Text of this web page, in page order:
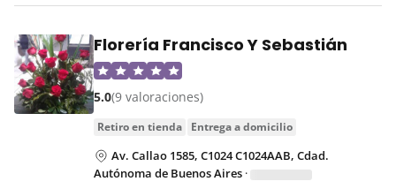
Florería Francisco Y Sebastián
5.0(9 valoraciones)
retiro en tienda entrega a domicilio
Av. Callao 1585, C1024 C1024AAB, Cdad.
Autónoma de Buenos Aires ·